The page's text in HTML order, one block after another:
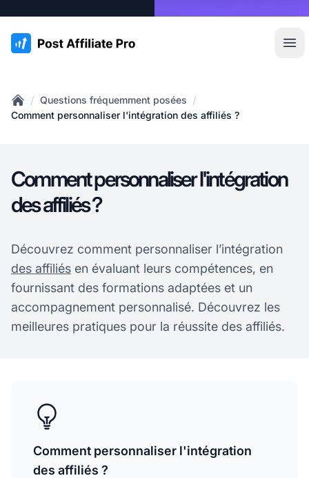
:site.title
Home
/ Questions fréquemment posées /
Comment personnaliser l'intégration des affiliés ?
Comment personnaliser l'intégration
des affiliés ?
Découvrez comment personnaliser l’intégration
des affiliés en évaluant leurs compétences, en
fournissant des formations adaptées et un
accompagnement personnalisé. Découvrez les
meilleures pratiques pour la réussite des affiliés.
Comment personnaliser l'intégration
des affiliés ?